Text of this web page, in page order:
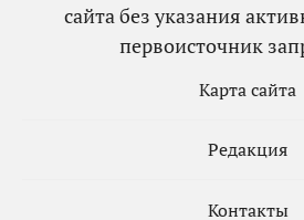
сайта без указания
первоисточник
Карта сайта
Редакция
Контакты